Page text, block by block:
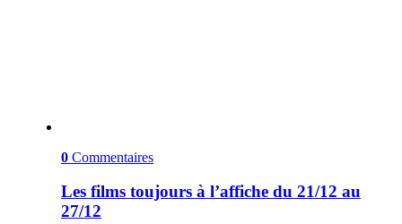
0 Commentaires
Les films toujours à l’affiche du 21/12 au
27/12